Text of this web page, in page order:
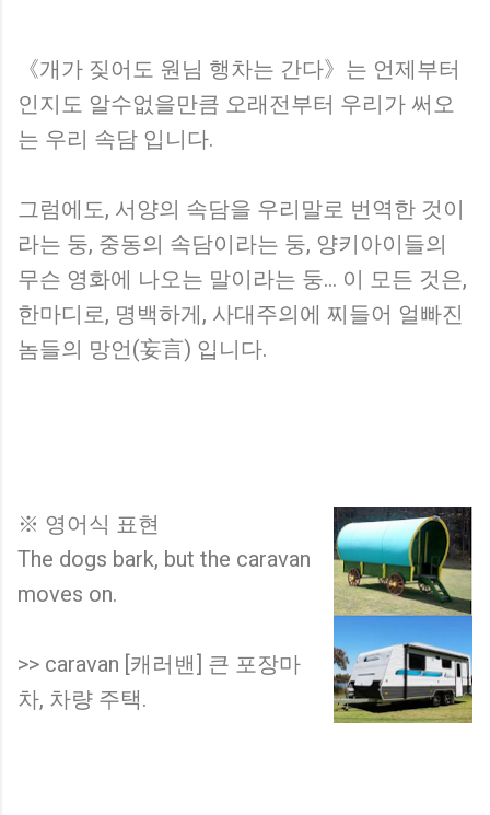
《개가 짖어도 원님 행차는 간다》는 언제부터
인지도 알수없을만큼 오래전부터 우리가 써오
는 우리 속담 입니다.
그럼에도, 서양의 속담을 우리말로 번역한 것이
라는 둥, 중동의 속담이라는 둥, 양키아이들의
무슨 영화에 나오는 말이라는 둥... 이 모든 것은,
한마디로, 명백하게, 사대주의에 찌들어 얼빠진
놈들의 망언(妄言) 입니다.
※ 영어식 표현
The dogs bark, but the caravan
moves on.
>> caravan [캐러밴] 큰 포장마
차, 차량 주택.